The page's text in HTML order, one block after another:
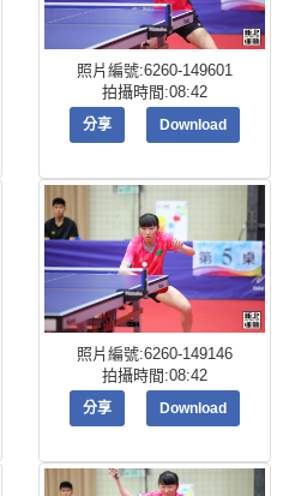
照片編號:6260-149601
拍攝時間:08:42
分享 Download
照片編號:6260-149146
拍攝時間:08:42
分享 Download